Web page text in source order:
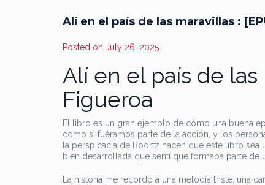
Alí en el país de las maravillas :
Posted on July 26, 2025
Alí en el país de
Figueroa
El libro es un gran ejemplo de cómo una buena
como si fuéramos parte de la acción, y los
la perspicacia de Boortz hacen que este libro sea
bien desarrollada que sentí que formaba parte de
La historia me recordó a una melodía triste, una